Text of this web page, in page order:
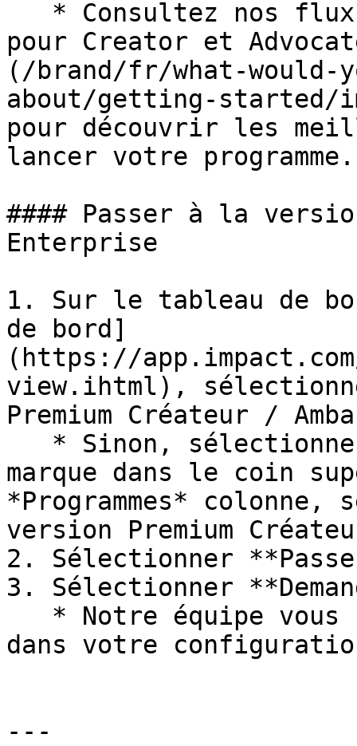
pour Creator et
(/brand/fr/what-
about/getting-started/
pour découvrir les
lancer votre programme.
#### Passer à la
Enterprise
1. Sur le tableau de
de bord]
(https://
view.ihtml),
Premium Créateur /
marque dans le coin
*Programmes*
version Premium
2. Sélectionner
3. Sélectionner
dans votre
---